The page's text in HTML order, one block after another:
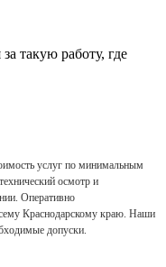
такую работу, где
услуг по минимальным
осмотр и
Оперативно
Краснодарскому краю. Наши
допуски.